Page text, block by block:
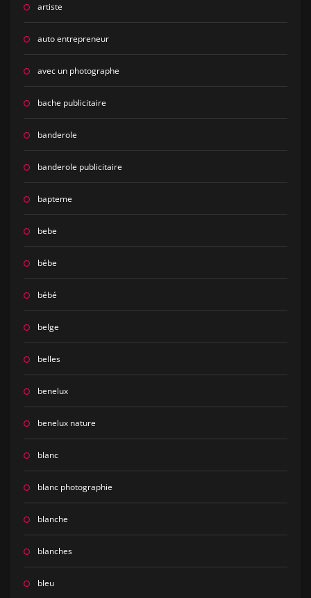
artiste
auto entrepreneur
avec un photographe
bache publicitaire
banderole
banderole publicitaire
bapteme
bebe
bébe
bébé
belge
belles
benelux
benelux nature
blanc
blanc photographie
blanche
blanches
bleu